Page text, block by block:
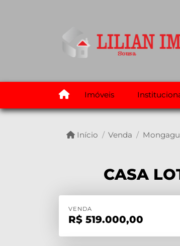
Imóveis
Início Venda
CASA
VENDA
R$ 519.000,00